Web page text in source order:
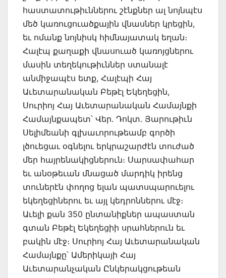
հաստատութիւններու շէնքներ ալ նոյնպէս
մեծ կառուցուածքային վնասներ կրեցին,
եւ ոմանք նոյնիսկ հիմնայատակ եղան։
Հալէպ քաղաքի վնասուած կառոյցներու
մասին տեղեկութիւններ ստանալէ
անմիջապէս ետք, Հալէպի Հայ
Աւետարանական Բեթէլ Եկեղեցին,
Սուրիոյ Հայ Աւետարանական Համայնքի
Համայնքապետ՝ Վեր. Դոկտ. Յարութիւն
Սելիմեանի գլխաւորութեամբ գործի
լծուեցաւ օգնելու երկրաշարժէն տուժած
մեր հայրենակիցներուն։ Սարսափահար
եւ անօթեւան մնացած մարդիկ իրենց
տուներէն փողոց ելան պատսպարուելու
եկեղեցիներու եւ այլ կեդրոններու մէջ։
Աւելի քան 350 ընտանիքներ ապաստան
գտան Բեթէլ Եկեղեցիի սրահներուն եւ
բակին մէջ։ Սուրիոյ Հայ Աւետարանական
Համայնքը՝ Ամերիկայի Հայ
Աւետարանչական Ընկերակցութեան